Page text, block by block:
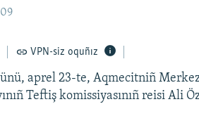
VPN-siz oquñız
aprel 23-te, Aqmecitniñ
Teftiş komissiyasınıñ reisi Ali